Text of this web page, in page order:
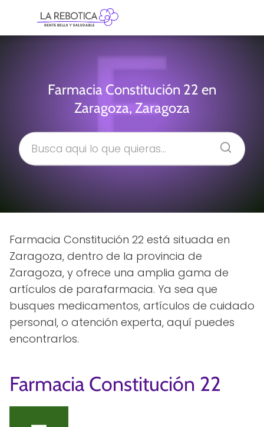
Farmacia Constitución 22 en
Zaragoza, Zaragoza
Farmacia Constitución 22 está situada en
Zaragoza, dentro de la provincia de
Zaragoza, y ofrece una amplia gama de
artículos de parafarmacia. Ya sea que
busques medicamentos, artículos de cuidado
personal, o atención experta, aquí puedes
encontrarlos.
Farmacia Constitución 22